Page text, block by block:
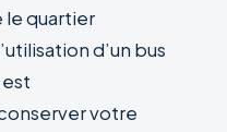
le quartier
d’un bus
votre